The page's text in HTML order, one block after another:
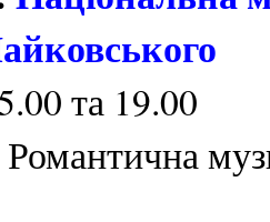
та 19.00
Романтична